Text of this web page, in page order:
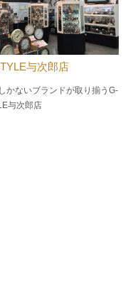
与次郎店
かないブランドが取り揃うG-
与次郎店